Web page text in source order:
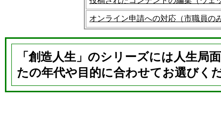
オンライン申請への対応（市職員の
「創造人生」のシリーズには人生
たの年代や目的に合わせてお選びく